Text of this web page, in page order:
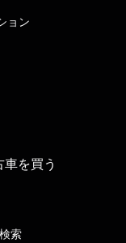
ョン
を買う
索